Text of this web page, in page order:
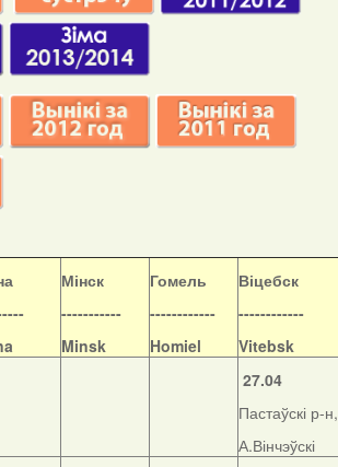
Мінск
-----------
Minsk
Гомель
------------
Homiel
Віцебск
------------
Vitebsk
27.04
Пастаўскі р-н,
А.Вінчэўскі